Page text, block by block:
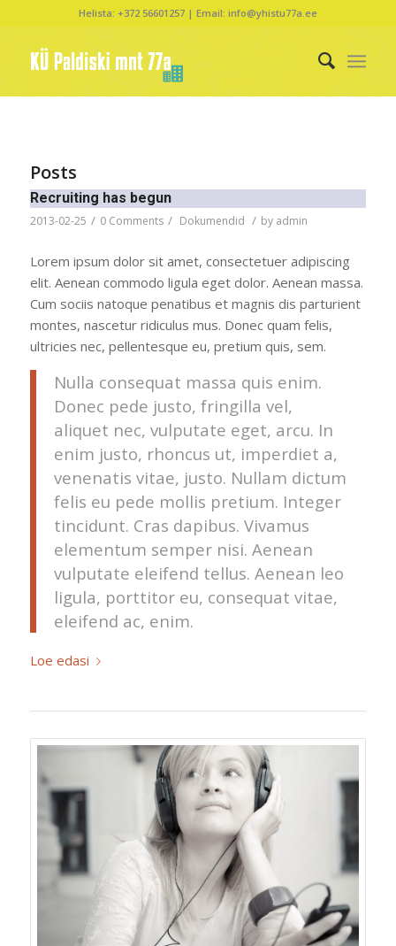
Helista: +372 56601257 | Email: info@yhistu77a.ee
Posts
Recruiting has begun
2013-02-25 / 0 Comments / Dokumendid / by admin
Lorem ipsum dolor sit amet, consectetuer adipiscing
elit. Aenean commodo ligula eget dolor. Aenean massa.
Cum sociis natoque penatibus et magnis dis parturient
montes, nascetur ridiculus mus. Donec quam felis,
ultricies nec, pellentesque eu, pretium quis, sem.
Nulla consequat massa quis enim.
Donec pede justo, fringilla vel,
aliquet nec, vulputate eget, arcu. In
enim justo, rhoncus ut, imperdiet a,
venenatis vitae, justo. Nullam dictum
felis eu pede mollis pretium. Integer
tincidunt. Cras dapibus. Vivamus
elementum semper nisi. Aenean
vulputate eleifend tellus. Aenean leo
ligula, porttitor eu, consequat vitae,
eleifend ac, enim.
Loe edasi